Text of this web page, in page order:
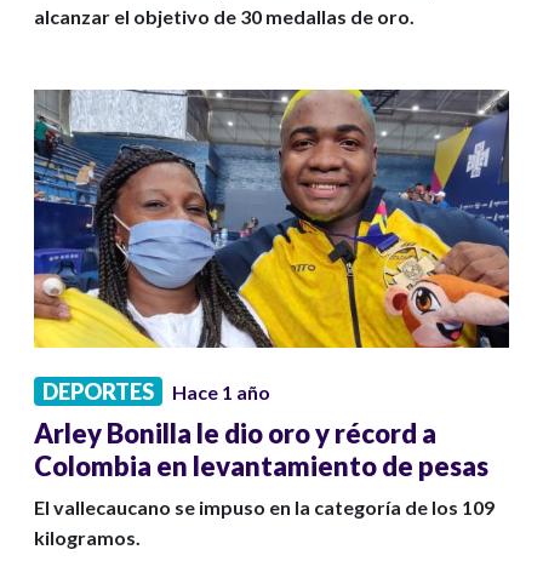
alcanzar el objetivo de 30 medallas de oro.
DEPORTES Hace 1 año
Arley Bonilla le dio oro y récord a
Colombia en levantamiento de pesas
El vallecaucano se impuso en la categoría de los 109
kilogramos.